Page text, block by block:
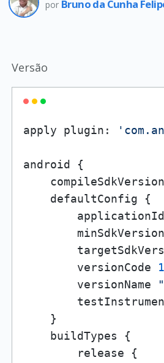
por Bruno da Cunha
Versão
apply plugin:
android {
    defaultConfig {
        versionCode
1
        versionName
    }
    buildTypes {
        release {